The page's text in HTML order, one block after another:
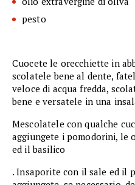
pesto
Cuocete le orecchiette in
scolatele bene al dente,
veloce di acqua fredda,
bene e versatele in una
Mescolatele con qualche
aggiungete i pomodorini, le
ed il basilico
. Insaporite con il sale ed il